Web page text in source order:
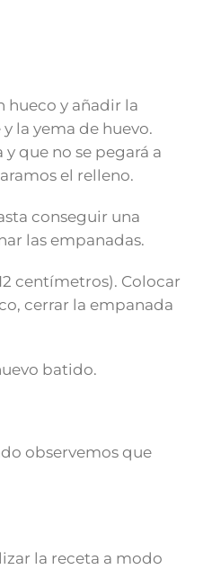
hueco y añadir la
la yema de huevo.
que no se pegará a
el relleno.
conseguir una
las empanadas.
centímetros). Colocar
cerrar la empanada
batido.
observemos que
la receta a modo